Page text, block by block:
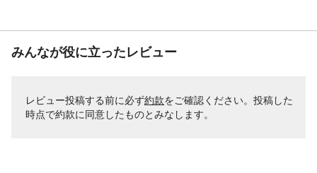
みんなが役に立ったレビュー
レビュー投稿する前に必ず約款をご確認ください。投稿した
時点で約款に同意したものとみなします。